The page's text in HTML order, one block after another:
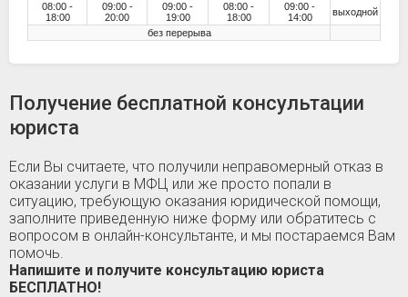
08:00 -
18:00
09:00 -
20:00
09:00 -
19:00
08:00 -
18:00
09:00 -
14:00
выходной
без перерыва
Получение бесплатной консультации
юриста
Если Вы считаете, что получили неправомерный отказ в
оказании услуги в МФЦ или же просто попали в
ситуацию, требующую оказания юридической помощи,
заполните приведенную ниже форму или обратитесь с
вопросом в онлайн-консультанте, и мы постараемся Вам
помочь.
Напишите и получите консультацию юриста
БЕСПЛАТНО!